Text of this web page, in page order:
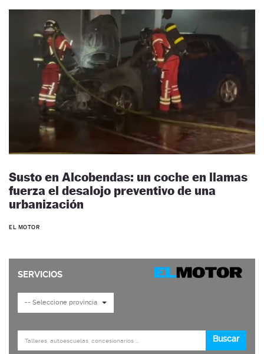
Susto en Alcobendas: un coche en llamas
fuerza el desalojo preventivo de una
urbanización
EL MOTOR